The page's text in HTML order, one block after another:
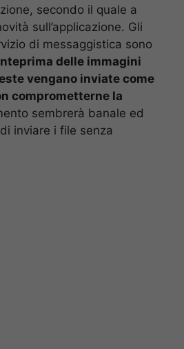
secondo il quale a
sull’applicazione. Gli
di messaggistica sono
delle immagini
vengano inviate come
comprometterne la
sembrerà banale ed
inviare i file senza